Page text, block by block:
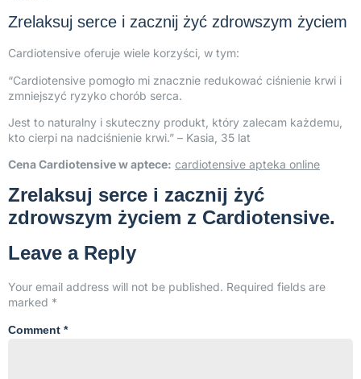
Zrelaksuj serce i zacznij żyć zdrowszym życiem
Cardiotensive oferuje wiele korzyści, w tym:
“Cardiotensive pomogło mi znacznie redukować ciśnienie krwi i
zmniejszyć ryzyko chorób serca.
Jest to naturalny i skuteczny produkt, który zalecam każdemu,
kto cierpi na nadciśnienie krwi.” – Kasia, 35 lat
Cena Cardiotensive w aptece: cardiotensive apteka online
Zrelaksuj serce i zacznij żyć
zdrowszym życiem z Cardiotensive.
Leave a Reply
Your email address will not be published. Required fields are
marked *
Comment *